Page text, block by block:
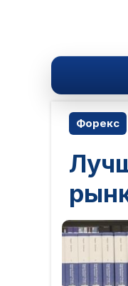
Форекс